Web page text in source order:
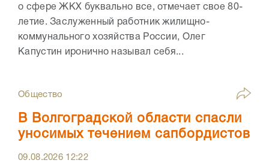
о сфере ЖКХ буквально все, отмечает свое 80-
летие. Заслуженный работник жилищно-
коммунального хозяйства России, Олег
Капустин иронично называл себя...
Общество
В Волгоградской области спасли
уносимых течением сапбордистов
09.08.2026 12:22